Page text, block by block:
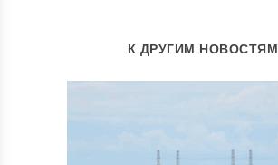
К ДРУГИМ НОВОСТЯМ